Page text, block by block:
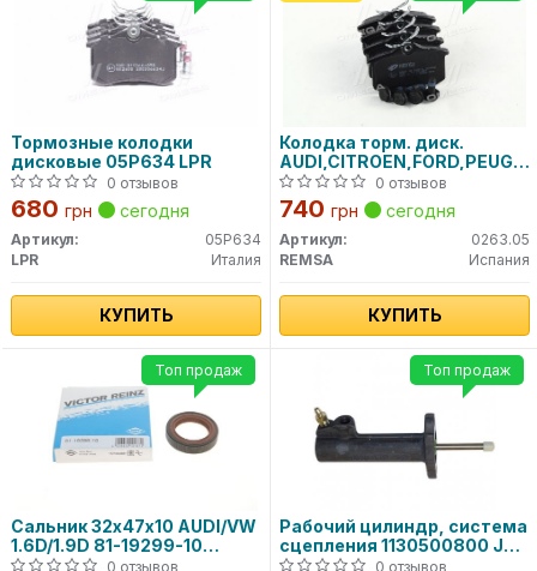
Тормозные колодки
дисковые 05P634 LPR
0 отзывов
680 грн сегодня
Артикул:
05P634
LPR
Италия
КУПИТЬ
Колодка торм. диск.
задн. (пр-во REMSA)
0 отзывов
740 грн сегодня
Артикул:
0263.05
REMSA
Испания
КУПИТЬ
Сальник 32х47х10 AUDI/VW
1.6D/1.9D 81-19299-10
VICTOR REINZ0 отзывов
Топ продаж
Рабочий цилиндр, система
сцепления 1130500800 JP
GROUP
0 отзывов
Топ продаж